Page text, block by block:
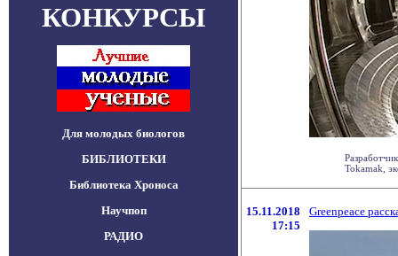
КОНКУРСЫ
Для молодых биологов
БИБЛИОТЕКИ
Библиотека Хроноса
Научпоп
РАДИО
Tokamak,
15.11.2018
17:15
Greenpeace